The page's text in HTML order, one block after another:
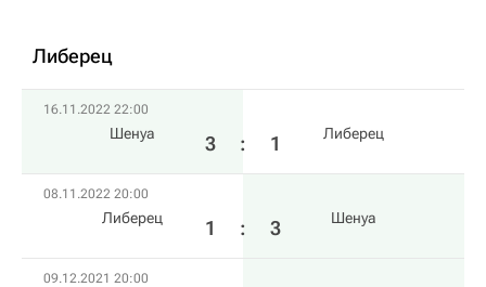
Либерец
16.11.2022 22:00
Шенуа 3 : 1 Либерец
08.11.2022 20:00
Либерец 1 : 3 Шенуа
09.12.2021 20:00